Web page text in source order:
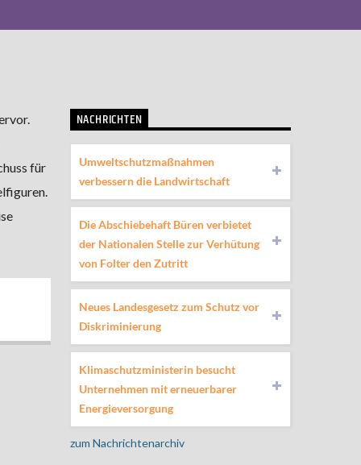
für
NACHRICHTEN
Umweltschutzmaßnahmen
verbessern die Landwirtschaft
Die Abschiebehaft Büren verbietet
der Nationalen Stelle zur Verhütung
von Folter den Zutritt
Neues Landesgesetz zum Schutz vor
Diskriminierung
Klimaschutzministerin besucht
Unternehmen mit erneuerbarer
Energieversorgung
zum Nachrichtenarchiv